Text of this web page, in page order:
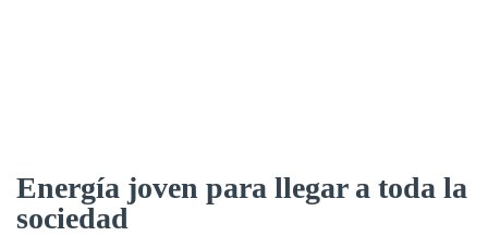
Energía joven para llegar a toda la
sociedad